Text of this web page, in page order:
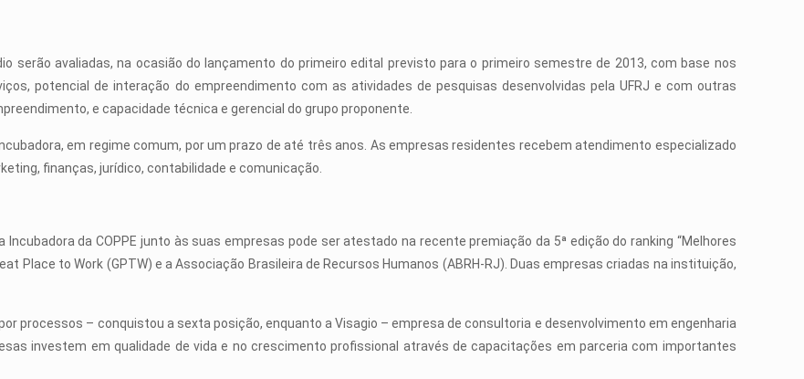
serão avaliadas, na ocasião do lançamento do primeiro edital previsto para o primeiro semestre de 2013, com base nos
potencial de interação do empreendimento com as atividades de pesquisas desenvolvidas pela UFRJ e com outras
e capacidade técnica e gerencial do grupo proponente.
em regime comum, por um prazo de até três anos. As empresas residentes recebem atendimento especializado
finanças, jurídico, contabilidade e comunicação.
da COPPE junto às suas empresas pode ser atestado na recente premiação da 5ª edição do ranking “Melhores
Place to Work (GPTW) e a Associação Brasileira de Recursos Humanos (ABRH-RJ). Duas empresas criadas na instituição,
processos – conquistou a sexta posição, enquanto a Visagio – empresa de consultoria e desenvolvimento em engenharia
investem em qualidade de vida e no crescimento profissional através de capacitações em parceria com importantes